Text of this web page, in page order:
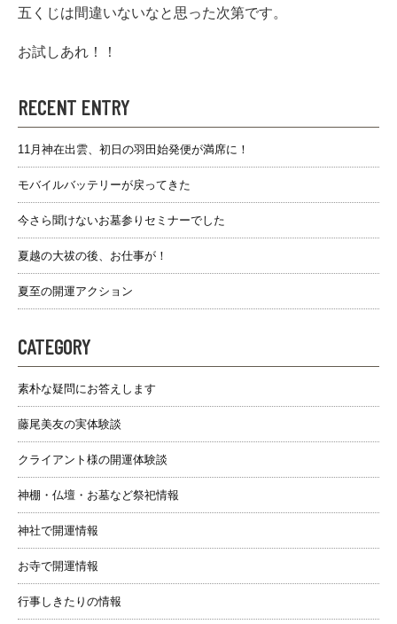
五くじは間違いないなと思った次第です。
お試しあれ！！
RECENT ENTRY
11月神在出雲、初日の羽田始発便が満席に！
モバイルバッテリーが戻ってきた
今さら聞けないお墓参りセミナーでした
夏越の大祓の後、お仕事が！
夏至の開運アクション
CATEGORY
素朴な疑問にお答えします
藤尾美友の実体験談
クライアント様の開運体験談
神棚・仏壇・お墓など祭祀情報
神社で開運情報
お寺で開運情報
行事しきたりの情報